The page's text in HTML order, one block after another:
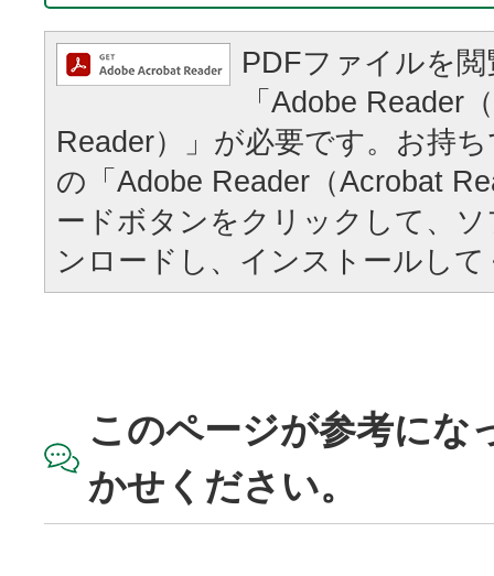
PDFファイルを
「Adobe Reader
Reader）」が必要です。お持
の「Adobe Reader（Acrobat
ードボタンをクリックして、
ンロードし、インストールし
このページが参考にな
かせください。